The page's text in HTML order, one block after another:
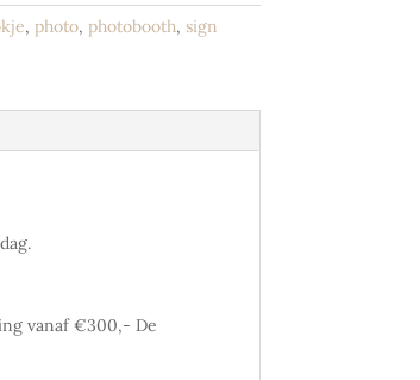
, photo, photobooth, sign
vanaf €300,- De